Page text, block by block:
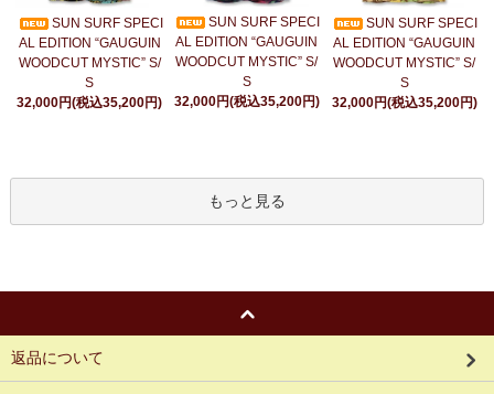
SUN SURF SPECI
AL EDITION “GAUGUIN
WOODCUT MYSTIC” S/
S
32,000円(税込35,200円)
SUN SURF SPECI
AL EDITION “GAUGUIN
WOODCUT MYSTIC” S/
S
32,000円(税込35,200円)
SUN SURF SPECI
AL EDITION “GAUGUIN
WOODCUT MYSTIC” S/
S
32,000円(税込35,200円)
もっと見る
返品について